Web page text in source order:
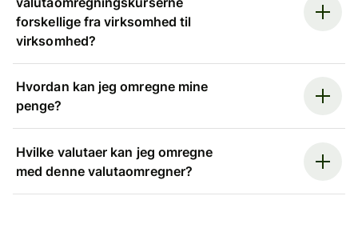
forskellige fra virksomhed til
virksomhed?
Hvordan kan jeg omregne mine
penge?
Hvilke valutaer kan jeg omregne
med denne valutaomregner?